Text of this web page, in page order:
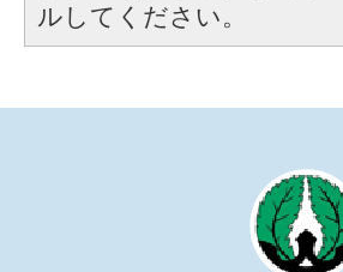
ルしてください。